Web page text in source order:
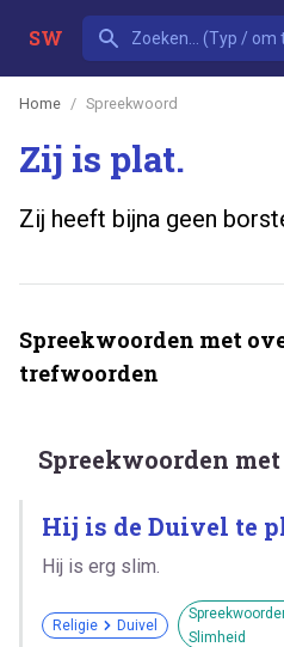
SW
Home Spreekwoord
Zij is plat.
Zij heeft bijna geen
Spreekwoorden met
trefwoorden
Spreekwoorden met
Hij is de Duivel te
Hij is erg slim.
Religie Duivel
Slimheid